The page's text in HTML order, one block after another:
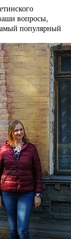
вопросы,
популярный